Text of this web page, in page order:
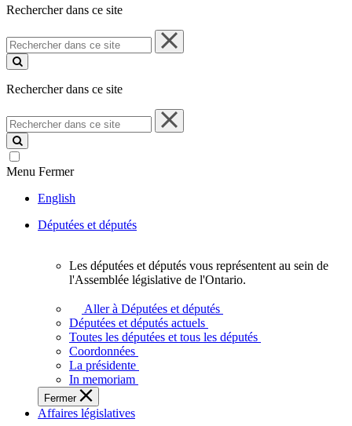
Rechercher dans ce site
Rechercher
dans
ce
Rechercher dans ce site
Rechercher
dans
ce
site
Menu Fermer
English
Députées et députés
députés
vous
représentent
sein
de
l'Assemblée
législative
Les députées et députés vous représentent au sein de
l'Assemblée législative de l'Ontario.
Aller à Députées et députés
Députées et députés actuels
Toutes les députées et tous les députés
Coordonnées
La présidente
In memoriam
Fermer
Affaires législatives